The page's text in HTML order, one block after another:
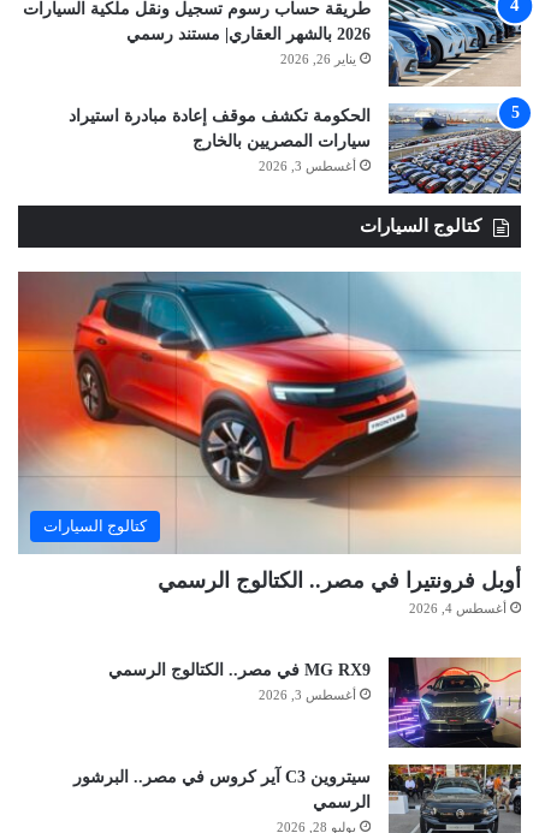
طريقة حساب رسوم تسجيل ونقل ملكية السيارات
2026 بالشهر العقاري| مستند رسمي
يناير 26, 2026
الحكومة تكشف موقف إعادة مبادرة استيراد
سيارات المصريين بالخارج
أغسطس 3, 2026
كتالوج السيارات
كتالوج السيارات
أوبل فرونتيرا في مصر.. الكتالوج الرسمي
أغسطس 4, 2026
MG RX9 في مصر.. الكتالوج الرسمي
أغسطس 3, 2026
سيتروين C3 آير كروس في مصر.. البرشور
الرسمي
يوليو 28, 2026